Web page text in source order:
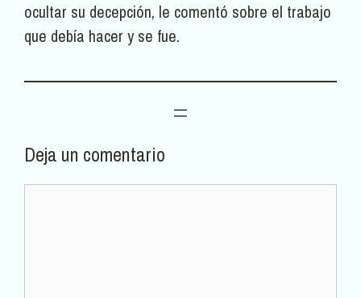
ocultar su decepción, le comentó sobre el trabajo
que debía hacer y se fue.
Deja un comentario